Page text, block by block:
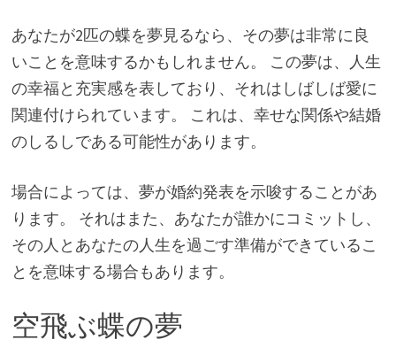
あなたが2匹の蝶を夢見るなら、その夢は非常に良
いことを意味するかもしれません。 この夢は、人生
の幸福と充実感を表しており、それはしばしば愛に
関連付けられています。 これは、幸せな関係や結婚
のしるしである可能性があります。
場合によっては、夢が婚約発表を示唆することがあ
ります。 それはまた、あなたが誰かにコミットし、
その人とあなたの人生を過ごす準備ができているこ
とを意味する場合もあります。
空飛ぶ蝶の夢